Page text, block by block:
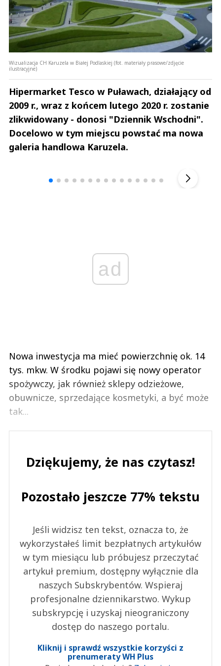
Wizualizacja CH Karuzela w Białej Podlaskiej (fot. materiały prasowe/zdjęcie
ilustracyjne)
Hipermarket Tesco w Puławach, działający od
2009 r., wraz z końcem lutego 2020 r. zostanie
zlikwidowany - donosi "Dziennik Wschodni".
Docelowo w tym miejscu powstać ma nowa
galeria handlowa Karuzela.
ad
Nowa inwestycja ma mieć powierzchnię ok. 14
tys. mkw. W środku pojawi się nowy operator
spożywczy, jak również sklepy odzieżowe,
obuwnicze, sprzedające kosmetyki, a być może
tak...
Dziękujemy, że nas czytasz!
Pozostało jeszcze 77% tekstu
Jeśli widzisz ten tekst, oznacza to, że
wykorzystałeś limit bezpłatnych artykułów
w tym miesiącu lub próbujesz przeczytać
artykuł premium, dostępny wyłącznie dla
naszych Subskrybentów. Wspieraj
profesjonalne dziennikarstwo. Wykup
subskrypcję i uzyskaj nieograniczony
dostęp do naszego portalu.
Kliknij i sprawdź wszystkie korzyści z
prenumeraty WH Plus